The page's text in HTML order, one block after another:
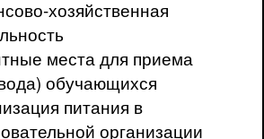
хозяйственная
места для приема
обучающихся
питания в
организации